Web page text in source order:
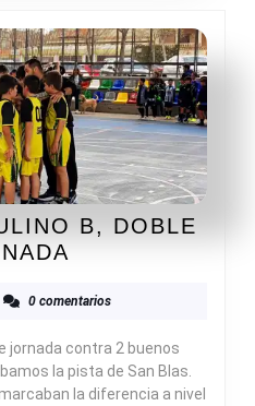
B, DOBLE
B,
JORNADA
0 comentarios
jornada contra 2 buenos
la pista de San Blas.
la diferencia a nivel